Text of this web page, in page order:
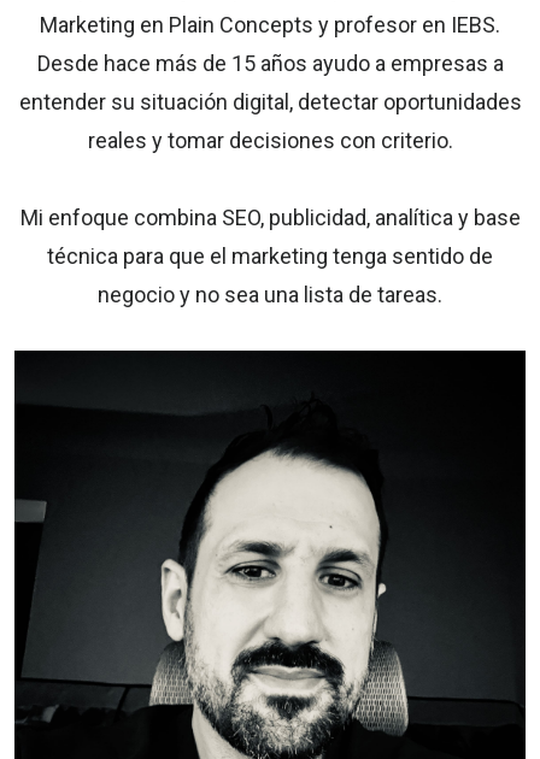
Marketing en Plain Concepts y profesor en IEBS.
Desde hace más de 15 años ayudo a empresas a
entender su situación digital, detectar oportunidades
reales y tomar decisiones con criterio.
Mi enfoque combina SEO, publicidad, analítica y base
técnica para que el marketing tenga sentido de
negocio y no sea una lista de tareas.